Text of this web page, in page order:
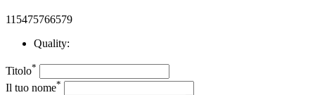
115475766579
Quality:
Titolo*
Il tuo nome*